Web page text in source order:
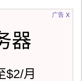
广告
器
$2/月
x